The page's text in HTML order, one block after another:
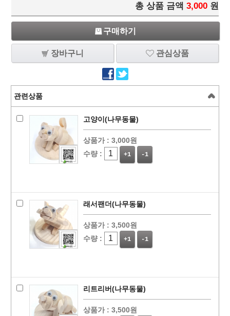
총 상품 금액 3,000 원
구매하기
장바구니 관심상품
관련상품
고양이(나무동물)
상품가 : 3,000원
수량 :
+1 -1
래서팬더(나무동물)
상품가 : 3,500원
수량 :
+1 -1
리트리버(나무동물)
상품가 : 3,500원